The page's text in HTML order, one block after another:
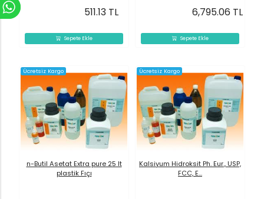
Sepete Ekle
511.13 TL
Sepete Ekle
6,795.06 TL
Ücretsiz Kargo
n-Butil Asetat Extra pure 25 lt
plastik Fıçı
Ücretsiz Kargo
Kalsiyum Hidroksit Ph. Eur., USP,
FCC, E...